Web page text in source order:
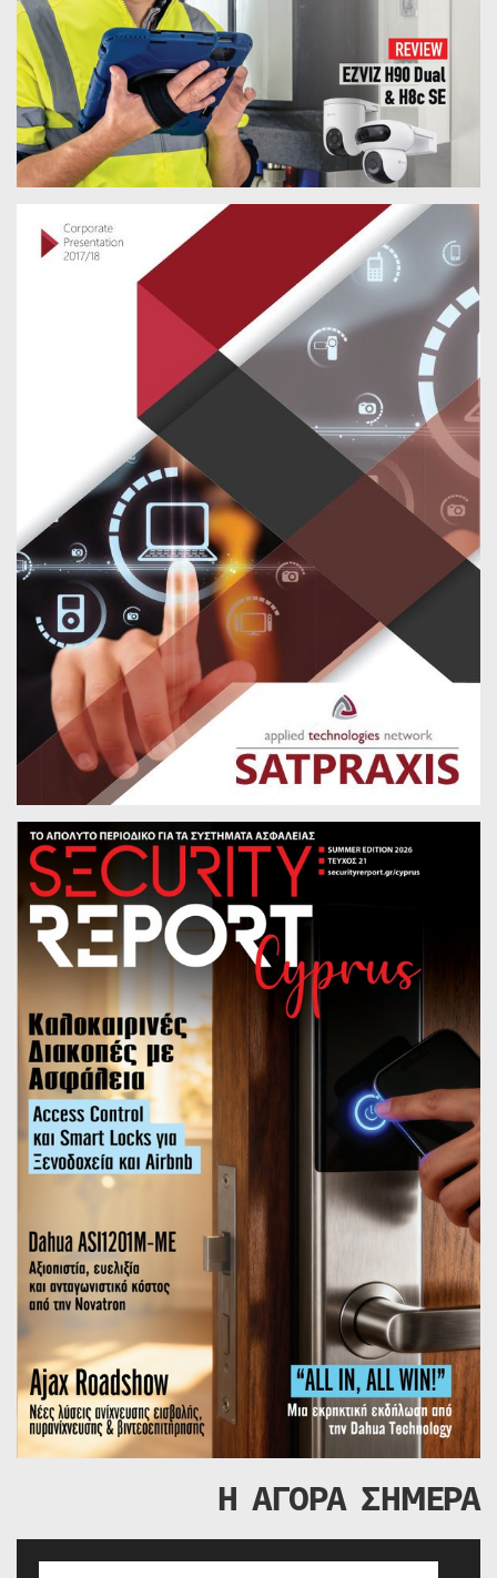
Η ΑΓΟΡΑ ΣΗΜΕΡΑ